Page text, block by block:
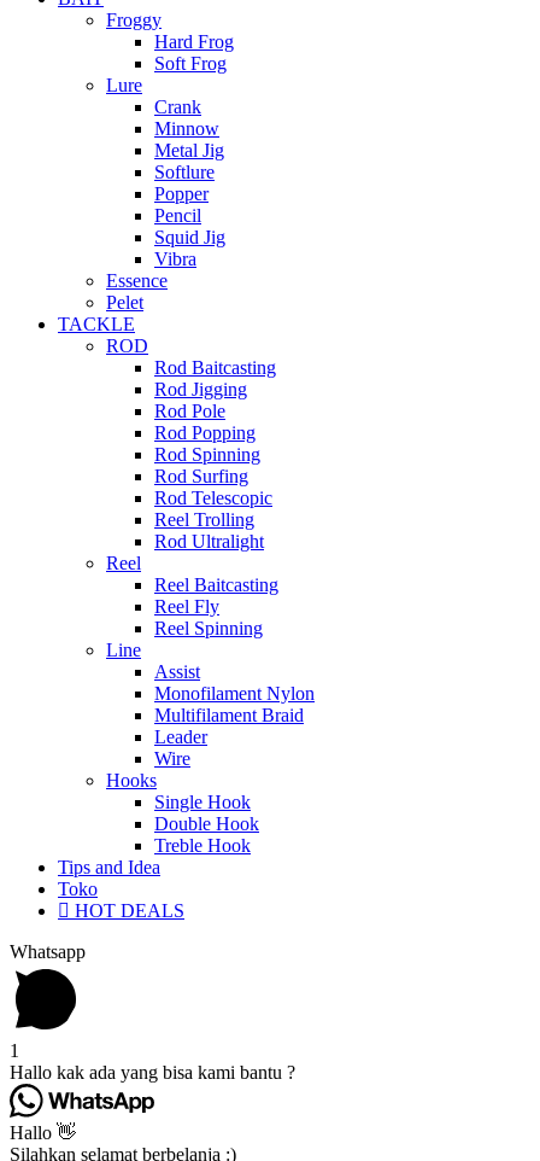
Froggy
Hard Frog
Soft Frog
Lure
Crank
Minnow
Metal Jig
Softlure
Popper
Pencil
Squid Jig
Vibra
Essence
Pelet
TACKLE
ROD
Rod Baitcasting
Rod Jigging
Rod Pole
Rod Popping
Rod Spinning
Rod Surfing
Rod Telescopic
Reel Trolling
Rod Ultralight
Reel
Reel Baitcasting
Reel Fly
Reel Spinning
Line
Assist
Monofilament Nylon
Multifilament Braid
Leader
Wire
Hooks
Single Hook
Double Hook
Treble Hook
Tips and Idea
Toko
HOT DEALS
Whatsapp
1
Hallo kak ada yang bisa kami bantu ?
Hallo 👋
Silahkan selamat berbelanja :)